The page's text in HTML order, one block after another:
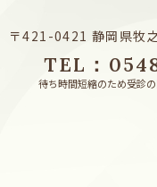
〒421-0421 静岡県牧
TEL：
待ち時間短縮のため受診